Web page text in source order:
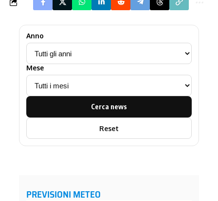
Anno
Mese
Cerca news
Reset